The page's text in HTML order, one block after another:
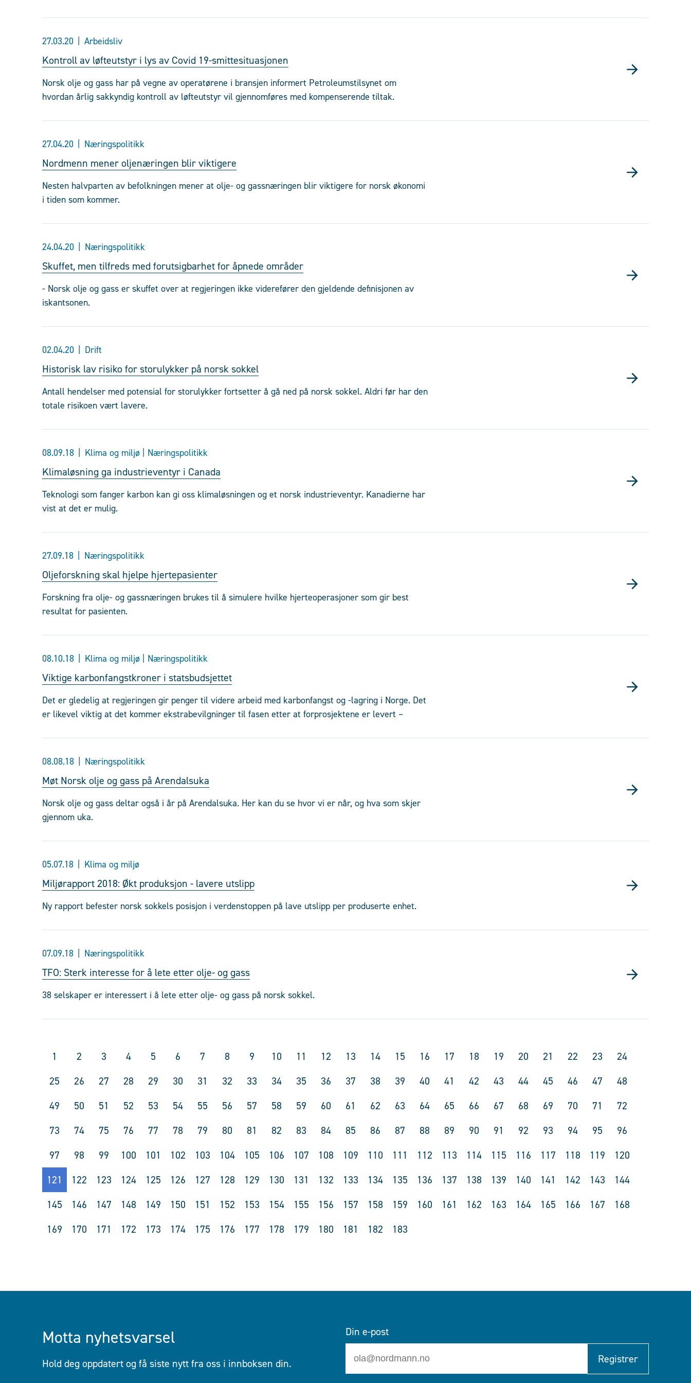
27.03.20 Arbeidsliv
Kontroll av løfteutstyr i lys av Covid 19-smittesituasjonen
Norsk olje og gass har på vegne av operatørene i bransjen informert Petroleumstilsynet om
hvordan årlig sakkyndig kontroll av løfteutstyr vil gjennomføres med kompenserende tiltak.
27.04.20 Næringspolitikk
Nordmenn mener oljenæringen blir viktigere
Nesten halvparten av befolkningen mener at olje- og gassnæringen blir viktigere for norsk økonomi
i tiden som kommer.
24.04.20 Næringspolitikk
Skuffet, men tilfreds med forutsigbarhet for åpnede områder
- Norsk olje og gass er skuffet over at regjeringen ikke viderefører den gjeldende definisjonen av
iskantsonen.
02.04.20 Drift
Historisk lav risiko for storulykker på norsk sokkel
Antall hendelser med potensial for storulykker fortsetter å gå ned på norsk sokkel. Aldri før har den
totale risikoen vært lavere.
08.09.18 Klima og miljø | Næringspolitikk
Klimaløsning ga industrieventyr i Canada
Teknologi som fanger karbon kan gi oss klimaløsningen og et norsk industrieventyr. Kanadierne har
vist at det er mulig.
27.09.18 Næringspolitikk
Oljeforskning skal hjelpe hjertepasienter
Forskning fra olje- og gassnæringen brukes til å simulere hvilke hjerteoperasjoner som gir best
resultat for pasienten.
08.10.18 Klima og miljø | Næringspolitikk
Viktige karbonfangstkroner i statsbudsjettet
Det er gledelig at regjeringen gir penger til videre arbeid med karbonfangst og -lagring i Norge. Det
er likevel viktig at det kommer ekstrabevilgninger til fasen etter at forprosjektene er levert –
08.08.18 Næringspolitikk
Møt Norsk olje og gass på Arendalsuka
Norsk olje og gass deltar også i år på Arendalsuka. Her kan du se hvor vi er når, og hva som skjer
gjennom uka.
05.07.18 Klima og miljø
Miljørapport 2018: Økt produksjon - lavere utslipp
Ny rapport befester norsk sokkels posisjon i verdenstoppen på lave utslipp per produserte enhet.
07.09.18 Næringspolitikk
TFO: Sterk interesse for å lete etter olje- og gass
38 selskaper er interessert i å lete etter olje- og gass på norsk sokkel.
1 2 3 4 5 6 7 8 9 10 11 12 13 14 15 16 17 18 19 20 21 22 23
24
25
26 27 28 29 30 31 32 33 34 35 36 37 38 39 40 41 42 43 44 45 46 47
48
49
50 51 52 53 54 55 56 57 58 59 60 61 62 63 64 65 66 67 68 69 70 71
72
73
74 75 76 77 78 79 80 81 82 83 84 85 86 87 88 89 90 91 92 93 94 95
96
97
98 99 100 101 102 103 104 105 106 107 108 109 110 111 112 113 114 115 116 117 118 119
120
121
122 123 124 125 126 127 128 129 130 131 132 133 134 135 136 137 138 139 140 141 142 143
144
145
146 147 148 149 150 151 152 153 154 155 156 157 158 159 160 161 162 163 164 165 166 167
168
169
170 171 172 173 174 175 176 177 178 179 180 181 182 183
Motta nyhetsvarsel
Hold deg oppdatert og få siste nytt fra oss i innboksen din.
Din e-post
Registrer